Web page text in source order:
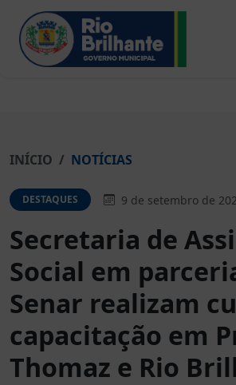
INÍCIO NOTÍCIAS
DESTAQUES 9 de setembro de
Secretaria de
Social em
Senar realizam
capacitação em
Thomaz e Rio